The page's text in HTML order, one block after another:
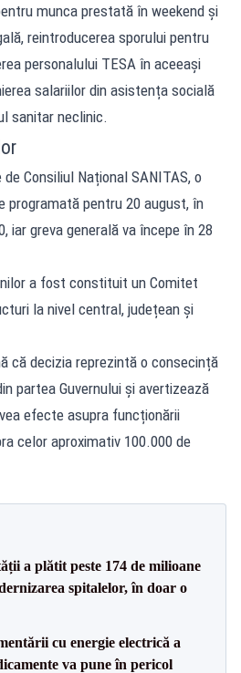
munca prestată în weekend și
reintroducerea sporului pentru
personalului TESA în aceeași
salariilor din asistența socială
sanitar neclinic.
Consiliul Național SANITAS, o
programată pentru 20 august, în
iar greva generală va începe în 28
a fost constituit un Comitet
la nivel central, județean și
că decizia reprezintă o consecință
partea Guvernului și avertizează
efecte asupra funcționării
celor aproximativ 100.000 de
a plătit peste 174 de milioane
spitalelor, în doar o
cu energie electrică a
va pune în pericol